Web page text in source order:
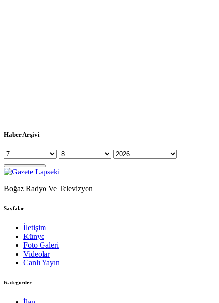
Haber Arşivi
Boğaz Radyo Ve Televizyon
Sayfalar
İletişim
Künye
Foto Galeri
Videolar
Canlı Yayın
Kategoriler